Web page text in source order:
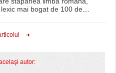
mai bogat de 100 de…
autor: